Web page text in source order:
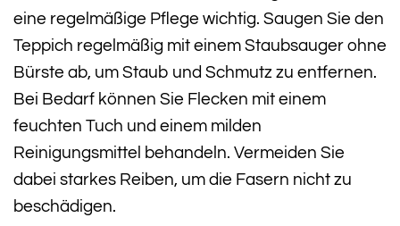
eine regelmäßige Pflege wichtig. Saugen Sie den
Teppich regelmäßig mit einem Staubsauger ohne
Bürste ab, um Staub und Schmutz zu entfernen.
Bei Bedarf können Sie Flecken mit einem
feuchten Tuch und einem milden
Reinigungsmittel behandeln. Vermeiden Sie
dabei starkes Reiben, um die Fasern nicht zu
beschädigen.